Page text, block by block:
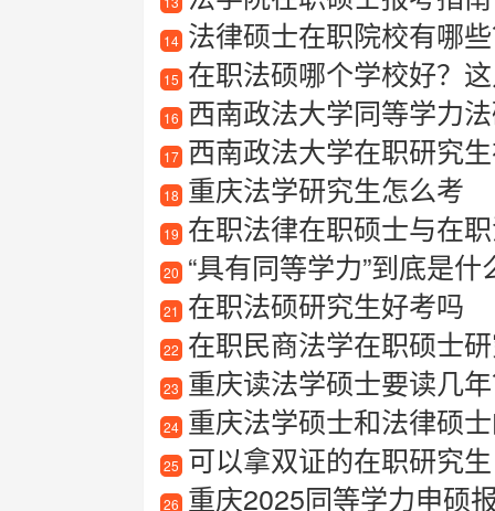
14 法律硕士在职院校有哪些
15 在职法硕哪个学校好？
16 西南政法大学同等学力
17 西南政法大学在职研究
18 重庆法学研究生怎么考
19 在职法律在职硕士与在
20 “具有同等学力”到底是
21 在职法硕研究生好考吗
22 在职民商法学在职硕士
23 重庆读法学硕士要读几
24 重庆法学硕士和法律硕
25 可以拿双证的在职研究生
26 重庆2025同等学力申硕